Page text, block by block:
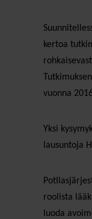
kertoa
vuonna
Yksi
lausuntoja
roolista
luoda